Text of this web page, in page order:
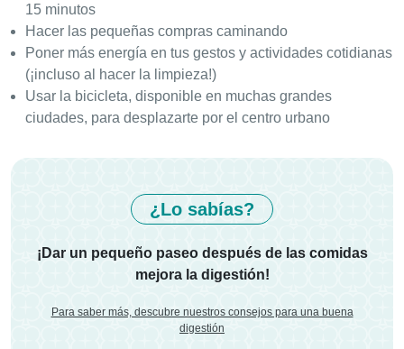
15 minutos
Hacer las pequeñas compras caminando
Poner más energía en tus gestos y actividades cotidianas
(¡incluso al hacer la limpieza!)
Usar la bicicleta, disponible en muchas grandes
ciudades, para desplazarte por el centro urbano
¿Lo sabías?
¡Dar un pequeño paseo después de las comidas
mejora la digestión!
Para saber más, descubre nuestros consejos para una buena
digestión